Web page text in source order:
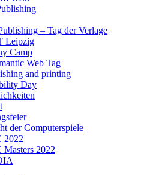
– Tag der Verlage
Leipzig
Camp
Web Tag
and printing
Day
der Computerspiele
2022
2022